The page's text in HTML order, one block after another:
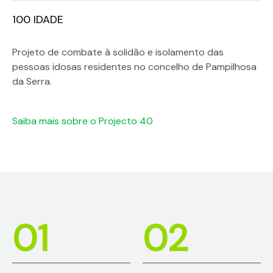
100 IDADE
Projeto de combate à solidão e isolamento das
pessoas idosas residentes no concelho de Pampilhosa
da Serra.
Saiba mais sobre o Projecto 40
01 02